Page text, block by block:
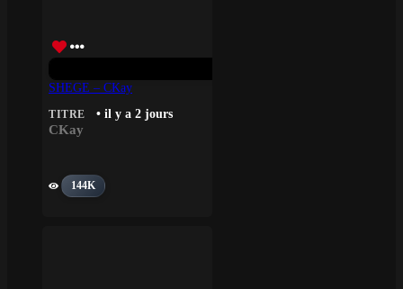
SHEGE – CKay
TITRE • il y a 2 jours
CKay
144K